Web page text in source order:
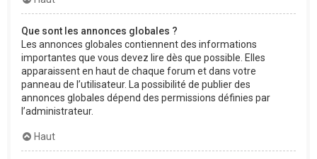
Que sont les annonces globales ?
Les annonces globales contiennent des informations
importantes que vous devez lire dès que possible. Elles
apparaissent en haut de chaque forum et dans votre
panneau de l’utilisateur. La possibilité de publier des
annonces globales dépend des permissions définies par
l’administrateur.
Haut